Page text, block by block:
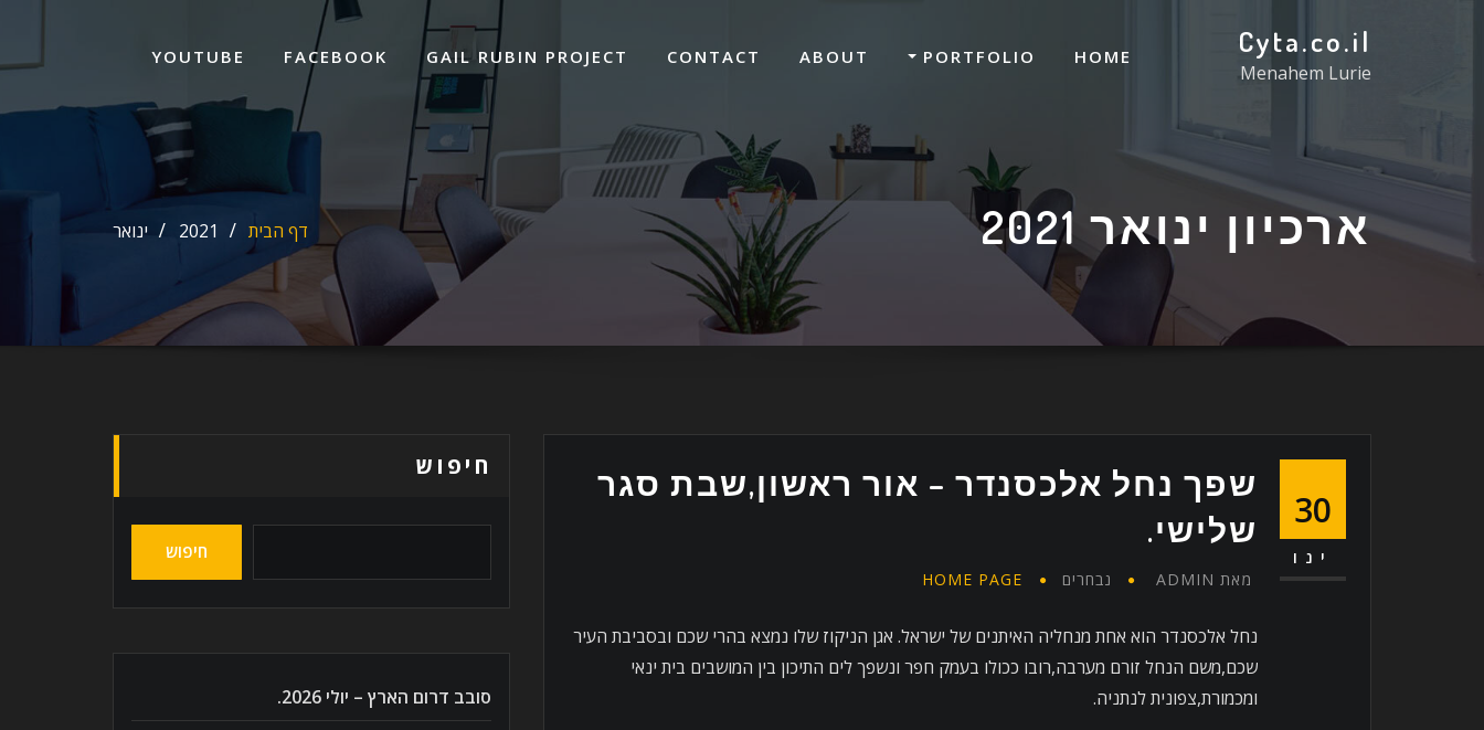
Cyta.co.il
Menahem Lurie
HOME
PORTFOLIO
ABOUT
CONTACT
GAIL RUBIN PROJECT
FACEBOOK
YOUTUBE
ארכיון ינואר 2021 דף הבית 2021 ינואר
30
ינו
שפך נחל אלכסנדר – אור ראשון,שבת סגר
שלישי.
מאת ADMIN נבחרים HOME PAGE
נחל אלכסנדר הוא אחת מנחליה האיתנים של ישראל. אגן הניקוז שלו נמצא בהרי שכם ובסביבת העיר
שכם,משם הנחל זורם מערבה,רובו ככולו בעמק חפר ונשפך לים התיכון בין המושבים בית ינאי
ומכמורת,צפונית לנתניה.
חיפוש
חיפוש
סובב דרום הארץ – יולי 2026.